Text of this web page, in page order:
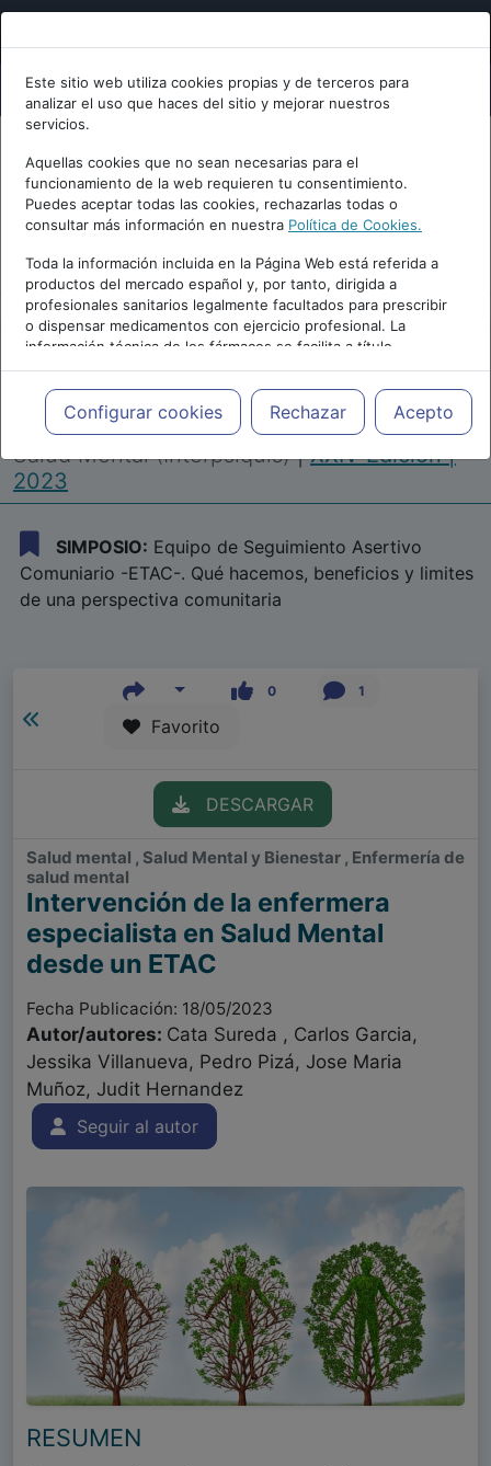
Este sitio web utiliza cookies propias y de terceros para
analizar el uso que haces del sitio y mejorar nuestros
servicios.
Aquellas cookies que no sean necesarias para el
funcionamiento de la web requieren tu consentimiento.
Puedes aceptar todas las cookies, rechazarlas todas o
consultar más información en nuestra Política de Cookies.
Toda la información incluida en la Página Web está referida a
productos del mercado español y, por tanto, dirigida a
profesionales sanitarios legalmente facultados para prescribir
o dispensar medicamentos con ejercicio profesional. La
información técnica de los fármacos se facilita a título
meramente informativo, siendo responsabilidad de los
profesionales facultados prescribir medicamentos y decidir, en
cada caso concreto, el tratamiento más adecuado a las
necesidades del paciente.
Configurar cookies Rechazar Acepto
Repositorio de Artículos |Congreso Virtual
Internacional de Psiquiatría, Psicología y
Salud Mental (Interpsiquis)|XXIV Edición |
2023
SIMPOSIO: Equipo de Seguimiento Asertivo
Comuniario -ETAC-. Qué hacemos, beneficios y limites
de una perspectiva comunitaria
0 1
Favorito
DESCARGAR
Salud mental , Salud Mental y Bienestar , Enfermería de
salud mental
Intervención de la enfermera
especialista en Salud Mental
desde un ETAC
Fecha Publicación: 18/05/2023
Autor/autores: Cata Sureda , Carlos Garcia,
Jessika Villanueva, Pedro Pizá, Jose Maria
Muñoz, Judit Hernandez
Seguir al autor
RESUMEN